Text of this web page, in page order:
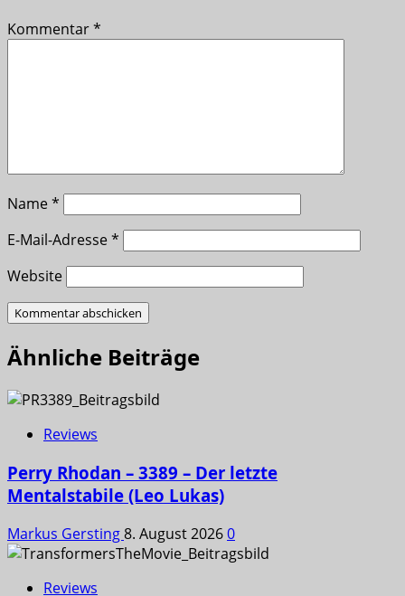
Kommentar*
Name*
E-Mail-Adresse*
Website
Ähnliche Beiträge
Reviews
Perry Rhodan – 3389 – Der letzte
Mentalstabile (Leo Lukas)
Markus Gersting8. August 20260
Reviews